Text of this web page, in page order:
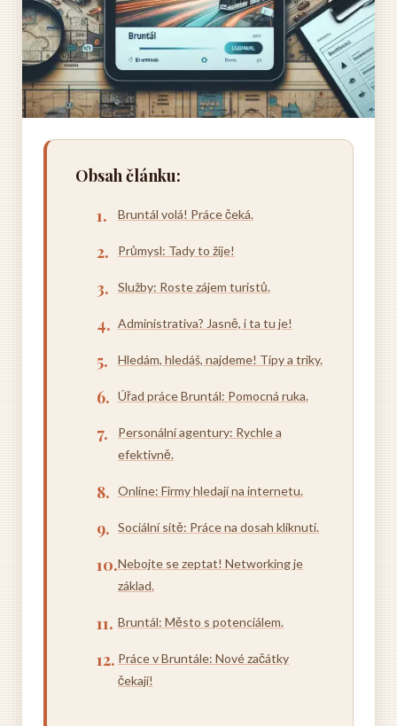
Obsah článku:
Bruntál volá! Práce čeká.
Průmysl: Tady to žije!
Služby: Roste zájem turistů.
Administrativa? Jasně, i ta tu je!
Hledám, hledáš, najdeme! Tipy a triky.
Úřad práce Bruntál: Pomocná ruka.
Personální agentury: Rychle a
efektivně.
Online: Firmy hledají na internetu.
Sociální sítě: Práce na dosah kliknutí.
Nebojte se zeptat! Networking je
základ.
Bruntál: Město s potenciálem.
Práce v Bruntále: Nové začátky
čekají!